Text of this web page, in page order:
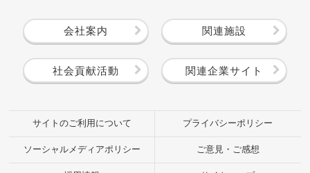
会社案内 関連施設
社会貢献活動 関連企業サイト
サイトのご利用について プライバシーポリシー
ソーシャルメディアポリシー ご意見・ご感想